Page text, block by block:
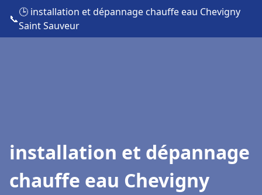
📞
🕒 installation et dépannage chauffe eau Chevigny
Saint Sauveur
installation et dépannage
chauffe eau Chevigny